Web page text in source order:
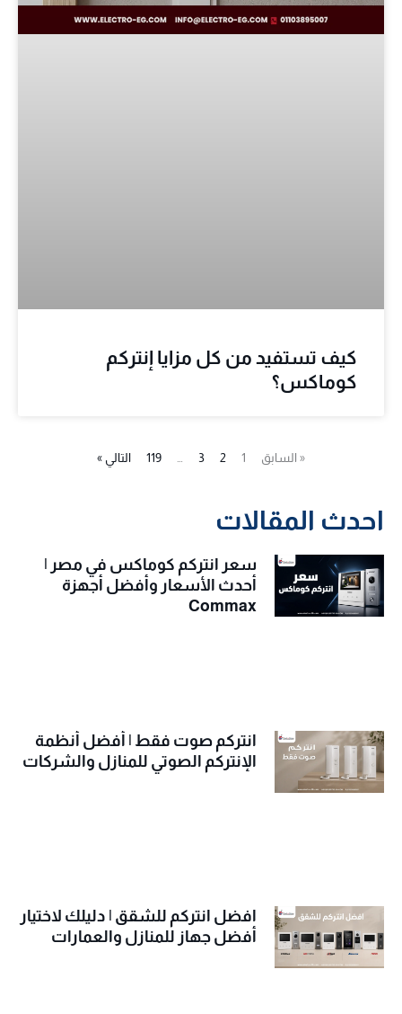
كيف تستفيد من كل مزايا إنتركم
كوماكس؟
« السابق 1
2
3
119 التالي »
احدث المقالات
سعر انتركم كوماكس في مصر |
أحدث الأسعار وأفضل أجهزة
Commax
انتركم صوت فقط | أفضل أنظمة
الإنتركم الصوتي للمنازل والشركات
افضل انتركم للشقق | دليلك لاختيار
أفضل جهاز للمنازل والعمارات